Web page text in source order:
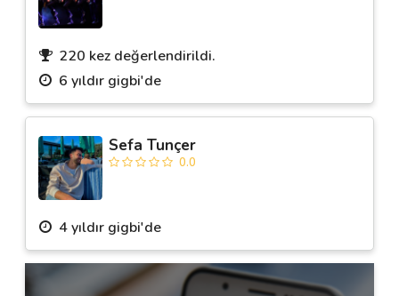
220 kez değerlendirildi.
6 yıldır gigbi'de
Sefa Tunçer
0.0
4 yıldır gigbi'de